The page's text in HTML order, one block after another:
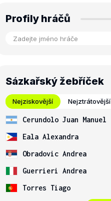
Profily hráčů
Sázkařský žebříček
Nejziskovější Nejztrátovější
Cerundolo Juan Manuel
Eala Alexandra
Obradovic Andrea
Guerrieri Andrea
Torres Tiago